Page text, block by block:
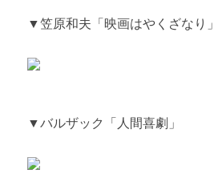
▼笠原和夫「映画はやくざなり」
▼バルザック「人間喜劇」